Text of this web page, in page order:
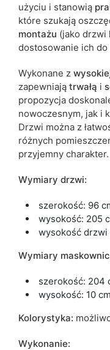
użyciu i stanowią
które szukają
montażu (jako drzwi
dostosowanie ich
Wykonane z
zapewniają trwałą i
propozycja
nowoczesnym, jak i
Drzwi można z
różnych
przyjemny charakter.
Wymiary drzwi:
szerokość: 96
wysokość: 205
wysokość drzwi
Wymiary
szerokość: 204
wysokość: 10
Kolorystyka:
Wykonanie: